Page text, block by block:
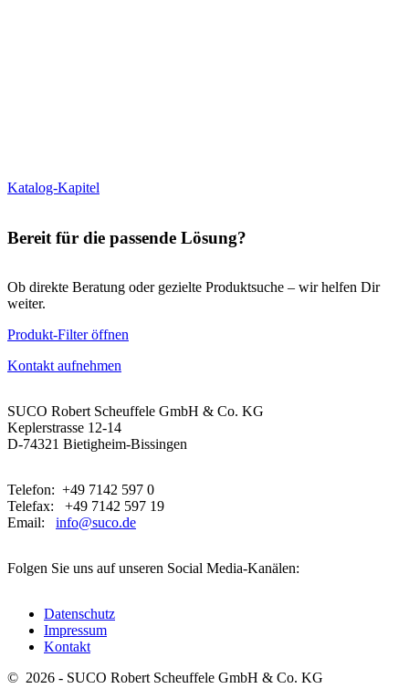
Katalog-Kapitel
Bereit für die passende Lösung?
Ob direkte Beratung oder gezielte Produktsuche – wir helfen Dir
weiter.
Produkt-Filter öffnen
Kontakt aufnehmen
SUCO Robert Scheuffele GmbH & Co. KG
Keplerstrasse 12-14
D-74321 Bietigheim-Bissingen
Telefon: +49 7142 597 0
Telefax: +49 7142 597 19
Email: info@suco.de
Folgen Sie uns auf unseren Social Media-Kanälen:
Datenschutz
Impressum
Kontakt
© 2026 - SUCO Robert Scheuffele GmbH & Co. KG